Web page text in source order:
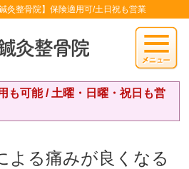
灸整骨院】保険適用可/土日祝も営業
も可能 / 土曜・日曜・祝日も営
よる痛みが良くなる